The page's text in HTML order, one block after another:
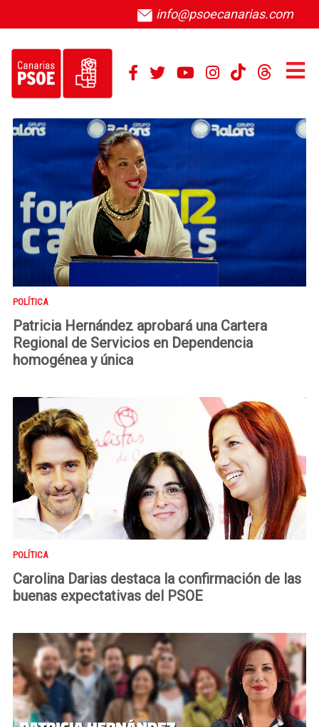
info@psoecanarias.com
POLÍTICA
Patricia Hernández aprobará una Cartera
Regional de Servicios en Dependencia
homogénea y única
POLÍTICA
Carolina Darias destaca la confirmación de las
buenas expectativas del PSOE